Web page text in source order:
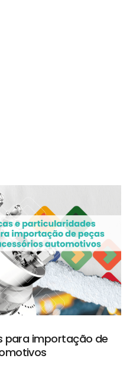
para importação de